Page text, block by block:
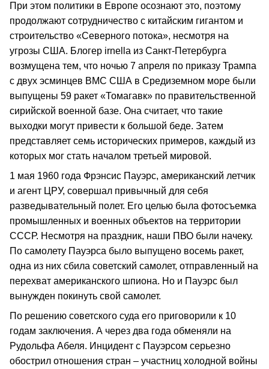
При этом политики в Европе осознают это, поэтому
продолжают сотрудничество с китайским гигантом и
строительство «Северного потока», несмотря на
угрозы США. Блогер irnella из Санкт‑Петербурга
возмущена тем, что ночью 7 апреля по приказу Трампа
с двух эсминцев ВМС США в Средиземном море были
выпущены 59 ракет «Томагавк» по правительственной
сирийской военной базе. Она считает, что такие
выходки могут привести к большой беде. Затем
представляет семь исторических примеров, каждый из
которых мог стать началом третьей мировой.
1 мая 1960 года Фрэнсис Пауэрс, американский летчик
и агент ЦРУ, совершал привычный для себя
разведывательный полет. Его целью была фотосъемка
промышленных и военных объектов на территории
СССР. Несмотря на праздник, наши ПВО были начеку.
По самолету Пауэрса было выпущено восемь ракет,
одна из них сбила советский самолет, отправленный на
перехват американского шпиона. Но и Пауэрс был
вынужден покинуть свой самолет.
По решению советского суда его приговорили к 10
годам заключения. А через два года обменяли на
Рудольфа Абеля. Инцидент с Пауэрсом серьезно
обострил отношения стран – участниц холодной войны